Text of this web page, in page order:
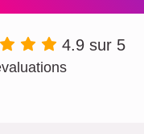
4.9 sur 5